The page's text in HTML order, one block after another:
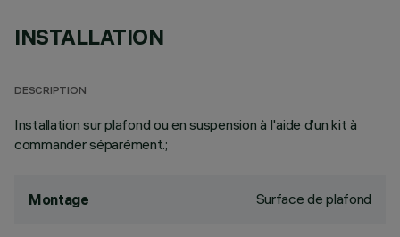
INSTALLATION
DESCRIPTION
Installation sur plafond ou en suspension à l'aide d’un kit à
commander séparément.;
Montage Surface de plafond